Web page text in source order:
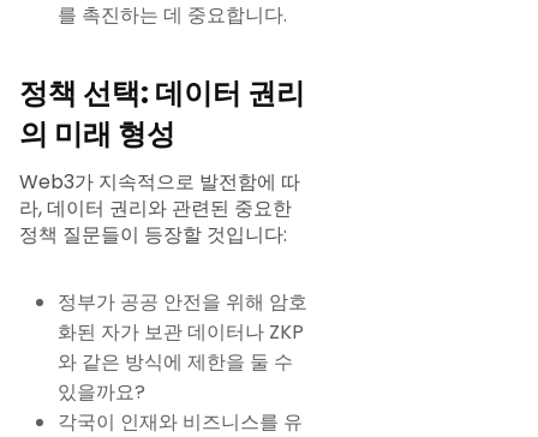
를 촉진하는 데 중요합니다.
정책 선택: 데이터 권리
의 미래 형성
Web3가 지속적으로 발전함에 따
라, 데이터 권리와 관련된 중요한
정책 질문들이 등장할 것입니다:
정부가 공공 안전을 위해 암호
화된 자가 보관 데이터나 ZKP
와 같은 방식에 제한을 둘 수
있을까요?
각국이 인재와 비즈니스를 유